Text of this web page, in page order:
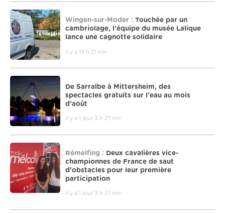
Wingen-sur-Moder : Touchée par un
cambriolage, l’équipe du musée Lalique
lance une cagnotte solidaire
il y a 19 h 21 min
De Sarralbe à Mittersheim, des
spectacles gratuits sur l’eau au mois
d’août
il y a 1 jour 3 h 27 min
Rémelfing : Deux cavalières vice-
championnes de France de saut
d’obstacles pour leur première
participation
il y a 1 jour 3 h 27 min